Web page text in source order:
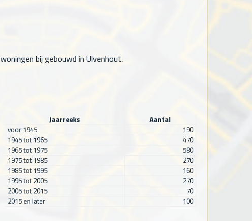
woningen bij gebouwd in Ulvenhout.
Jaarreeks
Aantal
voor 1945
190
1945 tot 1965
470
1965 tot 1975
580
1975 tot 1985
270
1985 tot 1995
160
1995 tot 2005
270
2005 tot 2015
70
2015 en later
100